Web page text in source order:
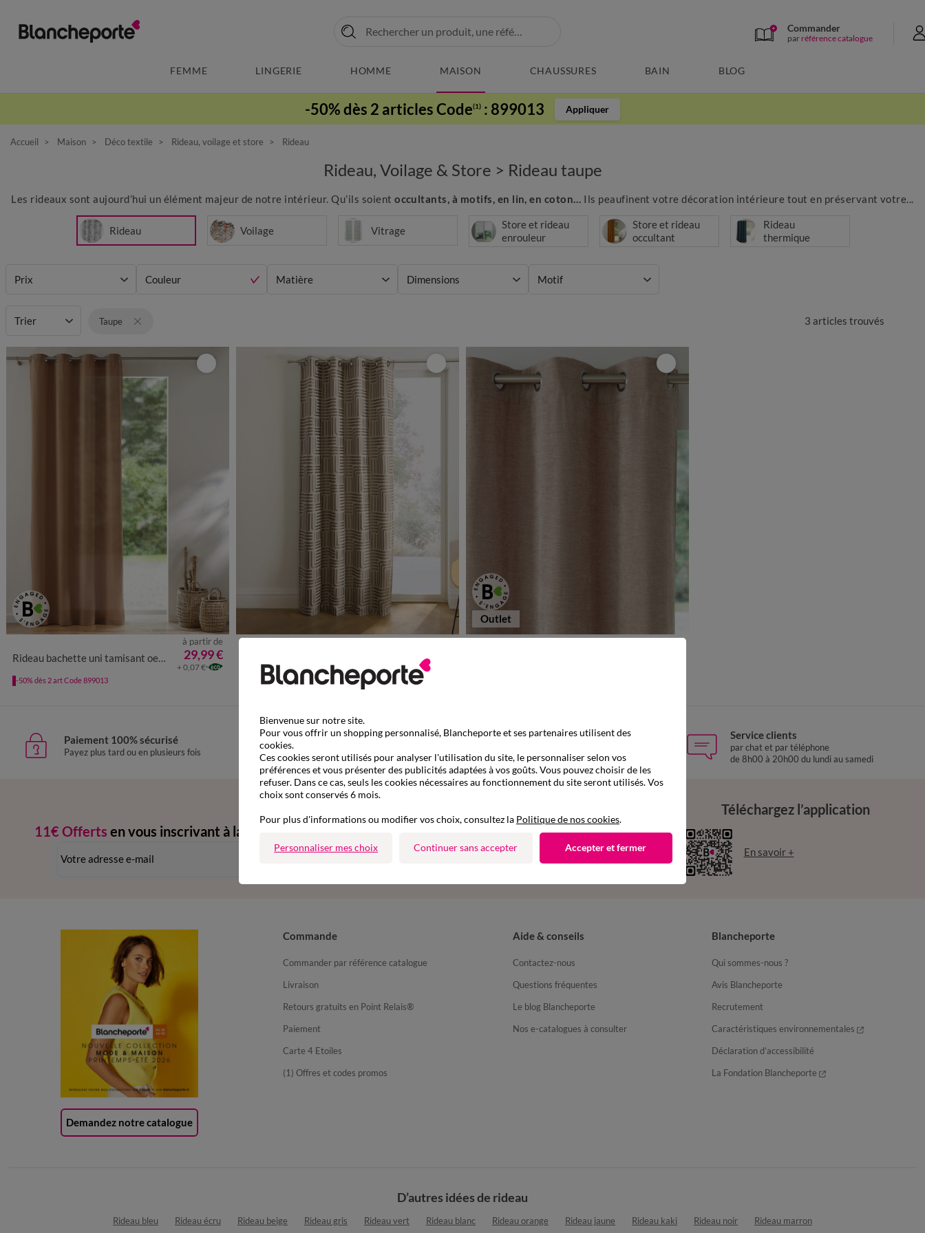
Commander
par référence catalogue
FEMME LINGERIE HOMME MAISON CHAUSSURES BAIN BLOG
-50% dès 2 articles Code(1) : 899013 Appliquer
Accueil Maison Déco textile Rideau, voilage et store Rideau
Rideau, Voilage & Store > Rideau taupe
Les rideaux sont aujourd’hui un élément majeur de notre intérieur. Qu’ils soientoccultants, à motifs, en lin, en coton… Ils peaufinent votre décoration intérieure tout en préservant votre...
Rideau Voilage Vitrage
Store et rideau
enrouleur
Store et rideau
occultant
Rideau
thermique
Prix Couleur Matière Dimensions Motif
3 articles trouvés
Trier Taupe
Rideau bachette uni tamisant oeillets
à partir de
29,99 €
+ 0,07 €
-50% dès 2 art Code 899013
+ 0,13 €
-50% dès 2 art Code 899013
Outlet
à partir de
Paiement 100% sécurisé
Payez plus tard ou en plusieurs fois
Livraison express
domicile, relais, consignes automatiques
Retours gratuits
uniquement
Service clients
par chat et par téléphone
de 8h00 à 20h00 du lundi au samedi
11€ Offerts en vous inscrivant à la newsletter
conditions dans votre email de confirmation
Suivez-nous Téléchargez l’application
En savoir +
Demandez notre catalogue
Commande
Commander par référence catalogue
Livraison
Retours gratuits en Point Relais®
Paiement
Carte 4 Etoiles
(1) Offres et codes promos
Aide & conseils
Contactez-nous
Questions fréquentes
Le blog Blancheporte
Nos e-catalogues à consulter
Blancheporte
Qui sommes-nous ?
Avis Blancheporte
Recrutement
Caractéristiques environnementales
Déclaration d’accessibilité
La Fondation Blancheporte
D’autres idées de rideau
Rideau bleu Rideau écru Rideau beige Rideau gris Rideau vert Rideau blanc Rideau orange Rideau jaune Rideau kaki Rideau noir Rideau marron
Bienvenue sur notre site.
Pour vous offrir un shopping personnalisé, Blancheporte et ses partenaires utilisent des
cookies.
Ces cookies seront utilisés pour analyser l'utilisation du site, le personnaliser selon vos
préférences et vous présenter des publicités adaptées à vos goûts. Vous pouvez choisir de les
refuser. Dans ce cas, seuls les cookies nécessaires au fonctionnement du site seront utilisés. Vos
choix sont conservés 6 mois.
Pour plus d'informations ou modifier vos choix, consultez la Politique de nos cookies.
Personnaliser mes choix Continuer sans accepter Accepter et fermer